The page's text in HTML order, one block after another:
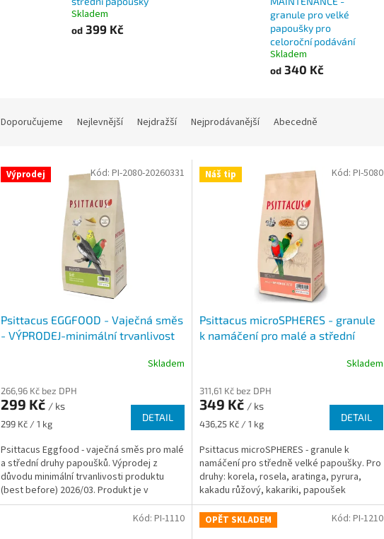
Skladem
od 399 Kč
granule pro velké
papoušky pro
celoroční podávání
Skladem
od340 Kč
n
Doporučujeme Nejlevnější Nejdražší Nejprodávanější Abecedně
V Výprodej
Psittacus EGGFOOD - Vaječná směs
- VÝPRODEJ-minimální trvanlivost
Skladem
266,96 Kč bez DPH
299 Kč / ks
Měrná
299 Kč / 1 kg
DETAIL
Psittacus Eggfood - vaječná směs pro malé
a střední druhy papoušků. Výprodej z
důvodu minimální trvanlivosti produktu
(best before) 2026/03. Produkt je v
originálním balení....
Kód: PI-2080-20260331 Náš tip
Psittacus microSPHERES - granule
k namáčení pro malé a střední
Skladem
311,61 Kč bez DPH
349 Kč / ks
Měrná
436,25 Kč / 1 kg
DETAIL
Psittacus microSPHERES - granule k
namáčení pro středně velké papoušky. Pro
druhy: korela, rosela, aratinga, pyrura,
kakadu růžový, kakariki, papoušek
patagonský, mníšek šedý.
Kód: PI-5080
Kód: PI-1110 OPĚT SKLADEM Kód: PI-1210